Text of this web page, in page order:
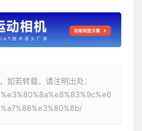
如若转载，请注明出处：